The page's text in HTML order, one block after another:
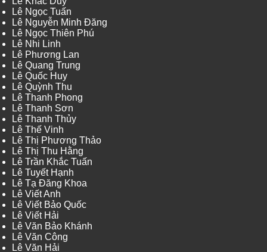
Lê Ngọc Tuấn
Lê Nguyễn Minh Đăng
Lê Ngọc Thiên Phú
Lê Nhi Linh
Lê Phương Lan
Lê Quang Trung
Lê Quốc Huy
Lê Quỳnh Thu
Lê Thanh Phong
Lê Thanh Sơn
Lê Thanh Thủy
Lê Thế Vinh
Lê Thị Phương Thảo
Lê Thị Thu Hằng
Lê Trần Khắc Tuấn
Lê Tuyết Hạnh
Lê Tạ Đăng Khoa
Lê Viết Anh
Lê Viết Bảo Quốc
Lê Viết Hải
Lê Văn Bảo Khánh
Lê Văn Công
Lê Văn Hải